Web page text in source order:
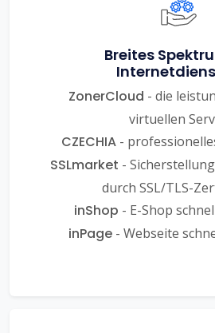
Breites
ZonerCloud - die
virtuellen
CZECHIA-
SSLmarket -
durch SSL/TLS-
inShop - E-Shop
inPage- Webseite